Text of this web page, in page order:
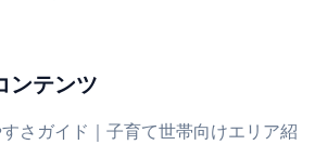
ンテンツ
すさガイド｜子育て世帯向けエリア紹